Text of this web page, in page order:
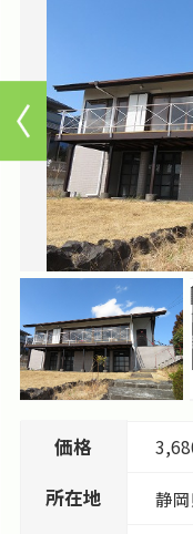
価格
所在地 静